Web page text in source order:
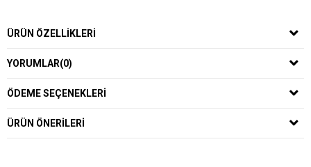
ÜRÜN ÖZELLIKLERI
YORUMLAR(0)
ÖDEME SEÇENEKLERI
ÜRÜN ÖNERILERI